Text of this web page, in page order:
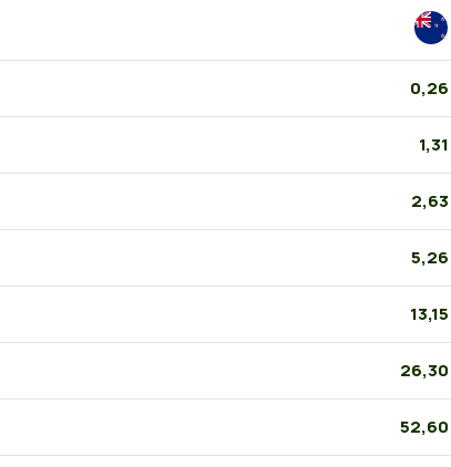
0,26
2,63
5,26
26,30
52,60